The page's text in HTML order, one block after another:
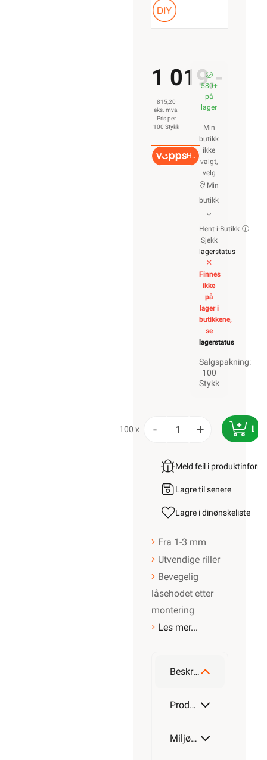
1 019,-
815,20
eks. mva.
Pris per
100 Stykk
Hurtigkasse
580+
på
lager
Min
butikk
ikke
valgt,
velg
Min
butikk
Hent-i-Butikk
Sjekk
lagerstatus
Finnes
ikke
på
lager i
butikkene,
se
lagerstatus
Salgspakning:
100
Stykk
100 x - +
Meld feil i
Lagre til senere
Lagre i dinønskeliste
Fra 1-3 mm
Utvendige riller
Bevegelig
låsehodet etter
montering
Les mer...
Beskrivelse
Produktdetaljer
Miljøparametere